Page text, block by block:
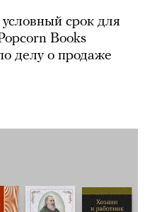
срок для
Books
делу о продаже